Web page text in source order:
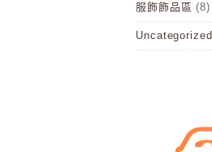
服飾飾品區 (8)
Uncategorized